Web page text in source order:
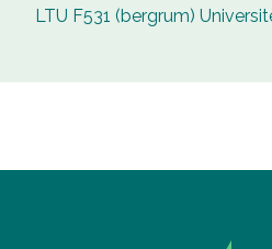
LTU F531 (bergrum)